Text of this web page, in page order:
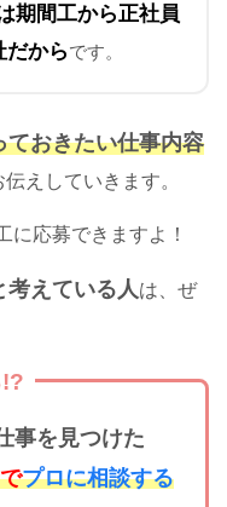
期間工から正社員
だからです。
おきたい仕事内容
伝えしていきます。
に応募できますよ！
えている人 は、ぜ
事を見つけた
プロに相談する